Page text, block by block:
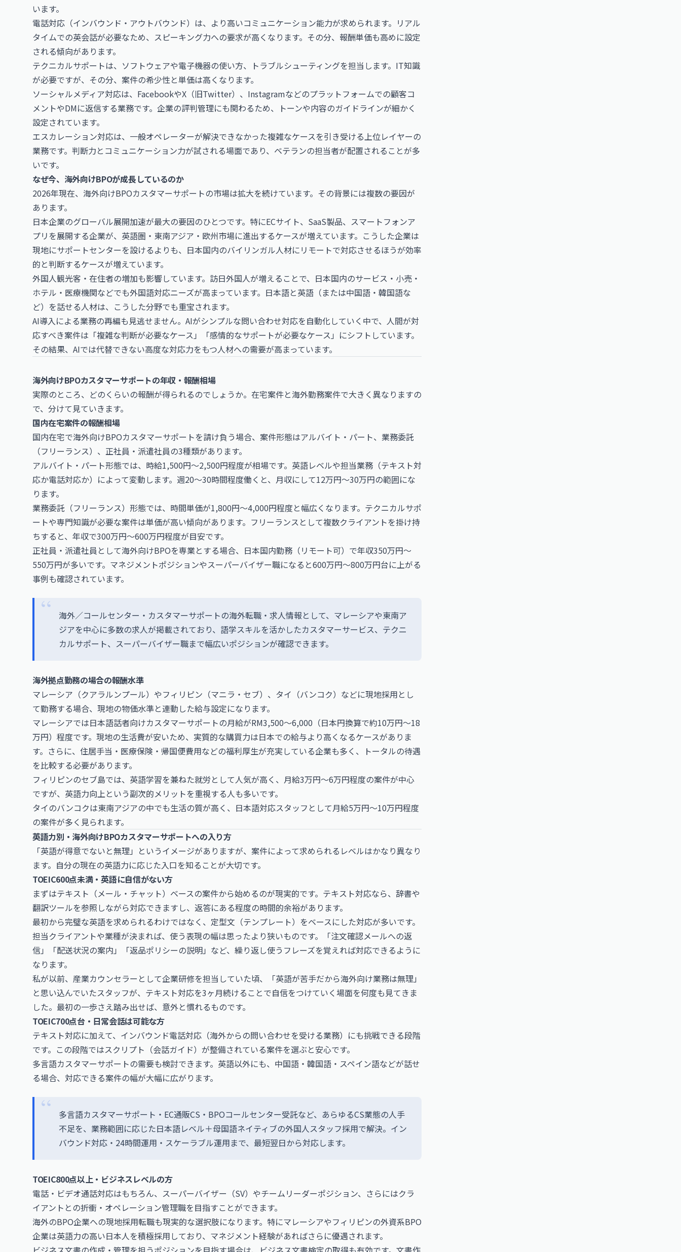
います。
電話対応（インバウンド・アウトバウンド）は、より高いコミュニケーション能力が求められます。リアル
タイムでの英会話が必要なため、スピーキング力への要求が高くなります。その分、報酬単価も高めに設定
される傾向があります。
テクニカルサポートは、ソフトウェアや電子機器の使い方、トラブルシューティングを担当します。IT知識
が必要ですが、その分、案件の希少性と単価は高くなります。
ソーシャルメディア対応は、FacebookやX（旧Twitter）、Instagramなどのプラットフォームでの顧客コ
メントやDMに返信する業務です。企業の評判管理にも関わるため、トーンや内容のガイドラインが細かく
設定されています。
エスカレーション対応は、一般オペレーターが解決できなかった複雑なケースを引き受ける上位レイヤーの
業務です。判断力とコミュニケーション力が試される場面であり、ベテランの担当者が配置されることが多
いです。
なぜ今、海外向けBPOが成長しているのか
2026年現在、海外向けBPOカスタマーサポートの市場は拡大を続けています。その背景には複数の要因が
あります。
日本企業のグローバル展開加速が最大の要因のひとつです。特にECサイト、SaaS製品、スマートフォンア
プリを展開する企業が、英語圏・東南アジア・欧州市場に進出するケースが増えています。こうした企業は
現地にサポートセンターを設けるよりも、日本国内のバイリンガル人材にリモートで対応させるほうが効率
的と判断するケースが増えています。
外国人観光客・在住者の増加も影響しています。訪日外国人が増えることで、日本国内のサービス・小売・
ホテル・医療機関などでも外国語対応ニーズが高まっています。日本語と英語（または中国語・韓国語な
ど）を話せる人材は、こうした分野でも重宝されます。
AI導入による業務の再編も見逃せません。AIがシンプルな問い合わせ対応を自動化していく中で、人間が対
応すべき案件は「複雑な判断が必要なケース」「感情的なサポートが必要なケース」にシフトしています。
その結果、AIでは代替できない高度な対応力をもつ人材への需要が高まっています。
海外向けBPOカスタマーサポートの年収・報酬相場
実際のところ、どのくらいの報酬が得られるのでしょうか。在宅案件と海外勤務案件で大きく異なりますの
で、分けて見ていきます。
国内在宅案件の報酬相場
国内在宅で海外向けBPOカスタマーサポートを請け負う場合、案件形態はアルバイト・パート、業務委託
（フリーランス）、正社員・派遣社員の3種類があります。
アルバイト・パート形態では、時給1,500円〜2,500円程度が相場です。英語レベルや担当業務（テキスト対
応か電話対応か）によって変動します。週20〜30時間程度働くと、月収にして12万円〜30万円の範囲にな
ります。
業務委託（フリーランス）形態では、時間単価が1,800円〜4,000円程度と幅広くなります。テクニカルサポ
ートや専門知識が必要な案件は単価が高い傾向があります。フリーランスとして複数クライアントを掛け持
ちすると、年収で300万円〜600万円程度が目安です。
正社員・派遣社員として海外向けBPOを専業とする場合、日本国内勤務（リモート可）で年収350万円〜
550万円が多いです。マネジメントポジションやスーパーバイザー職になると600万円〜800万円台に上がる
事例も確認されています。
海外／コールセンター・カスタマーサポートの海外転職・求人情報として、マレーシアや東南ア
ジアを中心に多数の求人が掲載されており、語学スキルを活かしたカスタマーサービス、テクニ
カルサポート、スーパーバイザー職まで幅広いポジションが確認できます。
海外拠点勤務の場合の報酬水準
マレーシア（クアラルンプール）やフィリピン（マニラ・セブ）、タイ（バンコク）などに現地採用とし
て勤務する場合、現地の物価水準と連動した給与設定になります。
マレーシアでは日本語話者向けカスタマーサポートの月給がRM3,500〜6,000（日本円換算で約10万円〜18
万円）程度です。現地の生活費が安いため、実質的な購買力は日本での給与より高くなるケースがありま
す。さらに、住居手当・医療保険・帰国便費用などの福利厚生が充実している企業も多く、トータルの待遇
を比較する必要があります。
フィリピンのセブ島では、英語学習を兼ねた就労として人気が高く、月給3万円〜6万円程度の案件が中心
ですが、英語力向上という副次的メリットを重視する人も多いです。
タイのバンコクは東南アジアの中でも生活の質が高く、日本語対応スタッフとして月給5万円〜10万円程度
の案件が多く見られます。
英語力別・海外向けBPOカスタマーサポートへの入り方
「英語が得意でないと無理」というイメージがありますが、案件によって求められるレベルはかなり異なり
ます。自分の現在の英語力に応じた入口を知ることが大切です。
TOEIC600点未満・英語に自信がない方
まずはテキスト（メール・チャット）ベースの案件から始めるのが現実的です。テキスト対応なら、辞書や
翻訳ツールを参照しながら対応できますし、返答にある程度の時間的余裕があります。
最初から完璧な英語を求められるわけではなく、定型文（テンプレート）をベースにした対応が多いです。
担当クライアントや業種が決まれば、使う表現の幅は思ったより狭いものです。「注文確認メールへの返
信」「配送状況の案内」「返品ポリシーの説明」など、繰り返し使うフレーズを覚えれば対応できるように
なります。
私が以前、産業カウンセラーとして企業研修を担当していた頃、「英語が苦手だから海外向け業務は無理」
と思い込んでいたスタッフが、テキスト対応を3ヶ月続けることで自信をつけていく場面を何度も見てきま
した。最初の一歩さえ踏み出せば、意外と慣れるものです。
TOEIC700点台・日常会話は可能な方
テキスト対応に加えて、インバウンド電話対応（海外からの問い合わせを受ける業務）にも挑戦できる段階
です。この段階ではスクリプト（会話ガイド）が整備されている案件を選ぶと安心です。
多言語カスタマーサポートの需要も検討できます。英語以外にも、中国語・韓国語・スペイン語などが話せ
る場合、対応できる案件の幅が大幅に広がります。
多言語カスタマーサポート・EC通販CS・BPOコールセンター受託など、あらゆるCS業態の人手
不足を、業務範囲に応じた日本語レベル＋母国語ネイティブの外国人スタッフ採用で解決。イン
バウンド対応・24時間運用・スケーラブル運用まで、最短翌日から対応します。
TOEIC800点以上・ビジネスレベルの方
電話・ビデオ通話対応はもちろん、スーパーバイザー（SV）やチームリーダーポジション、さらにはクラ
イアントとの折衝・オペレーション管理職を目指すことができます。
海外のBPO企業への現地採用転職も現実的な選択肢になります。特にマレーシアやフィリピンの外資系BPO
企業は英語力の高い日本人を積極採用しており、マネジメント経験があればさらに優遇されます。